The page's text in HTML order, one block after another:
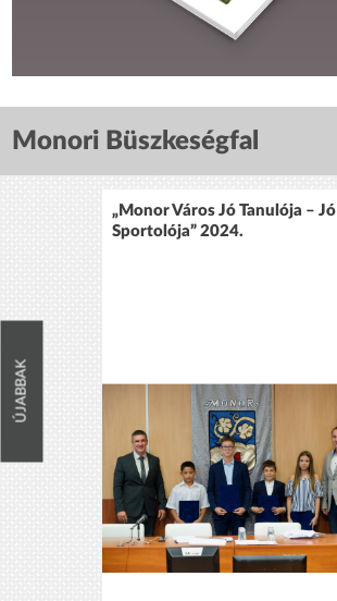
Monori Büszkeségfal
ÚJABBAK
„Monor Város Jó Tanulója – Jó
Sportolója” 2024.